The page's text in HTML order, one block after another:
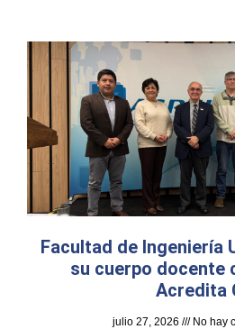
Facultad de Ingeniería
su cuerpo docente
Acredita
julio 27, 2026 No hay